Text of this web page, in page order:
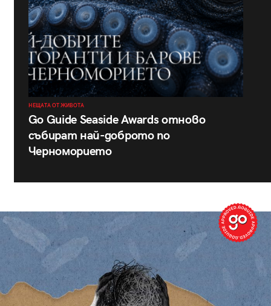
НЕЩАТА ОТ ЖИВОТА
Go Guide Seaside Awards отново
събират най-доброто по
Черноморието